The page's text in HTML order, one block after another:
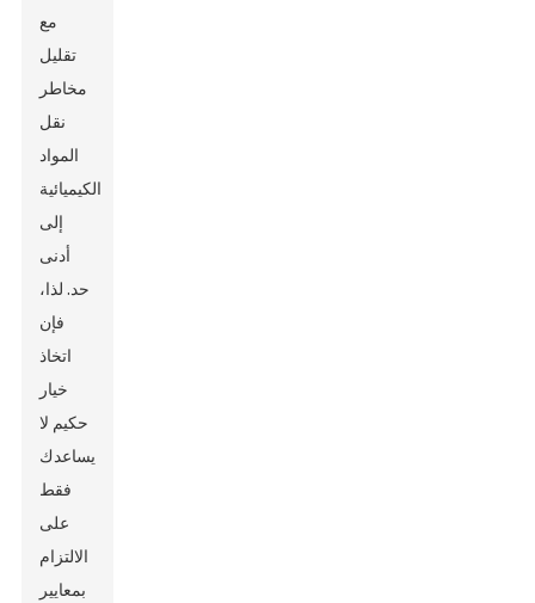
مع
تقليل
مخاطر
نقل
المواد
الكيميائية
إلى
أدنى
حد. لذا،
فإن
اتخاذ
خيار
حكيم لا
يساعدك
فقط
على
الالتزام
بمعايير